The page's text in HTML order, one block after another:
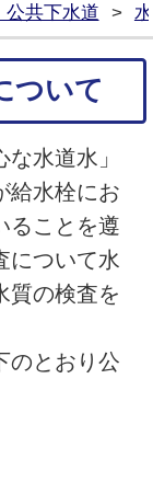
公共下水道 >
ついて
水道水」
給水栓にお
ることを遵
について水
質の検査を
のとおり公